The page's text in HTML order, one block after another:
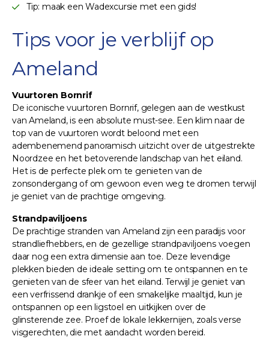
Tip: maak een Wadexcursie met een gids!
Tips voor je verblijf op
Ameland
Vuurtoren Bornrif
De iconische vuurtoren Bornrif, gelegen aan de westkust
van Ameland, is een absolute must-see. Een klim naar de
top van de vuurtoren wordt beloond met een
adembenemend panoramisch uitzicht over de uitgestrekte
Noordzee en het betoverende landschap van het eiland.
Het is de perfecte plek om te genieten van de
zonsondergang of om gewoon even weg te dromen terwijl
je geniet van de prachtige omgeving.
Strandpaviljoens
De prachtige stranden van Ameland zijn een paradijs voor
strandliefhebbers, en de gezellige strandpaviljoens voegen
daar nog een extra dimensie aan toe. Deze levendige
plekken bieden de ideale setting om te ontspannen en te
genieten van de sfeer van het eiland. Terwijl je geniet van
een verfrissend drankje of een smakelijke maaltijd, kun je
ontspannen op een ligstoel en uitkijken over de
glinsterende zee. Proef de lokale lekkernijen, zoals verse
visgerechten, die met aandacht worden bereid.